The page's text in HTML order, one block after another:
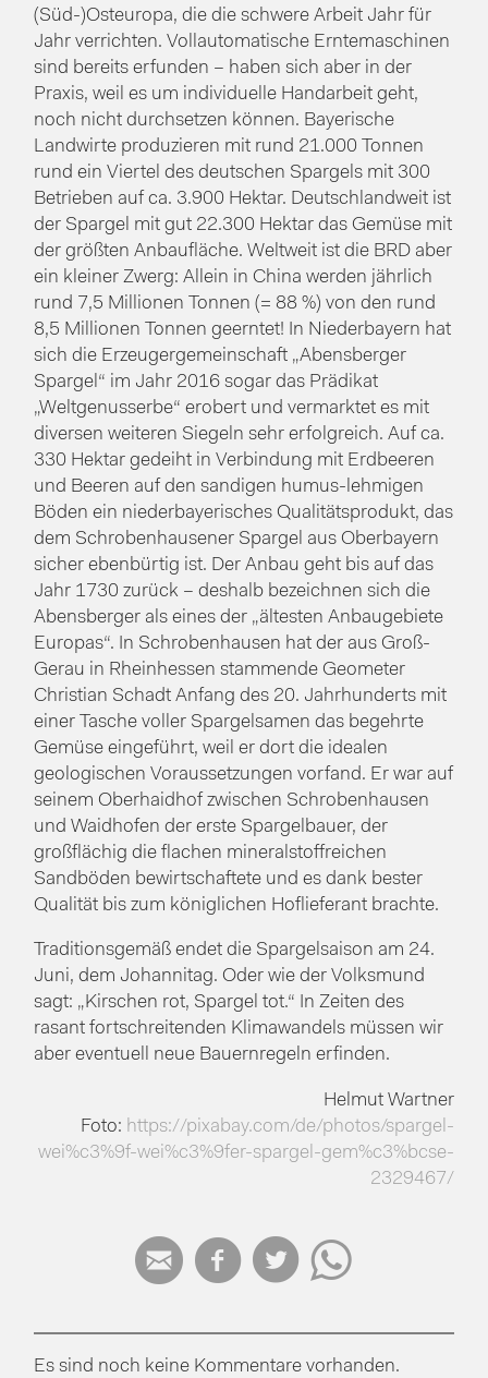
(Süd-)Osteuropa, die die schwere Arbeit Jahr für
Jahr verrichten. Vollautomatische Erntemaschinen
sind bereits erfunden – haben sich aber in der
Praxis, weil es um individuelle Handarbeit geht,
noch nicht durchsetzen können. Bayerische
Landwirte produzieren mit rund 21.000 Tonnen
rund ein Viertel des deutschen Spargels mit 300
Betrieben auf ca. 3.900 Hektar. Deutschlandweit ist
der Spargel mit gut 22.300 Hektar das Gemüse mit
der größten Anbaufläche. Weltweit ist die BRD aber
ein kleiner Zwerg: Allein in China werden jährlich
rund 7,5 Millionen Tonnen (= 88 %) von den rund
8,5 Millionen Tonnen geerntet! In Niederbayern hat
sich die Erzeugergemeinschaft „Abensberger
Spargel“ im Jahr 2016 sogar das Prädikat
„Weltgenusserbe“ erobert und vermarktet es mit
diversen weiteren Siegeln sehr erfolgreich. Auf ca.
330 Hektar gedeiht in Verbindung mit Erdbeeren
und Beeren auf den sandigen humus-lehmigen
Böden ein niederbayerisches Qualitätsprodukt, das
dem Schrobenhausener Spargel aus Oberbayern
sicher ebenbürtig ist. Der Anbau geht bis auf das
Jahr 1730 zurück – deshalb bezeichnen sich die
Abensberger als eines der „ältesten Anbaugebiete
Europas“. In Schrobenhausen hat der aus Groß-
Gerau in Rheinhessen stammende Geometer
Christian Schadt Anfang des 20. Jahrhunderts mit
einer Tasche voller Spargelsamen das begehrte
Gemüse eingeführt, weil er dort die idealen
geologischen Voraussetzungen vorfand. Er war auf
seinem Oberhaidhof zwischen Schrobenhausen
und Waidhofen der erste Spargelbauer, der
großflächig die flachen mineralstoffreichen
Sandböden bewirtschaftete und es dank bester
Qualität bis zum königlichen Hoflieferant brachte.
Traditionsgemäß endet die Spargelsaison am 24.
Juni, dem Johannitag. Oder wie der Volksmund
sagt: „Kirschen rot, Spargel tot.“ In Zeiten des
rasant fortschreitenden Klimawandels müssen wir
aber eventuell neue Bauernregeln erfinden.
Helmut Wartner
Foto: https://pixabay.com/de/photos/spargel-
wei%c3%9f-wei%c3%9fer-spargel-gem%c3%bcse-
2329467/
   
Es sind noch keine Kommentare vorhanden.